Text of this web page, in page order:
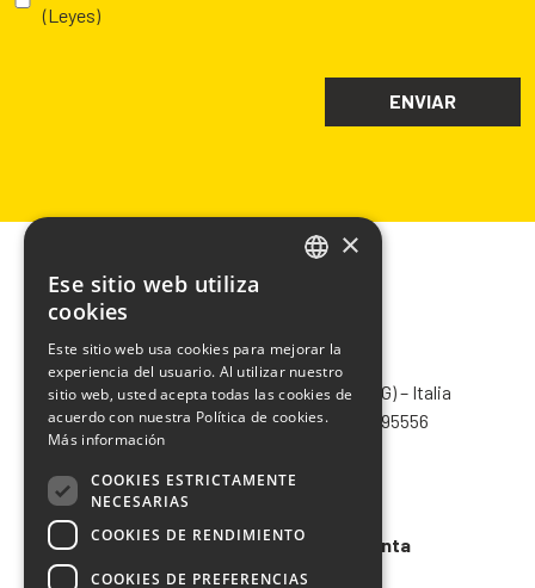
(Leyes)
CHIMIVER PANSERI S.p.A.
Via Bergamo, 1401 – 24030 Pontida (BG) – Italia
Tel. +39 035 795031– Fax +39 035 795556
Condiciones generales de venta
FRENCH
SPANISH
×
Ese sitio web utiliza
cookies
Este sitio web usa cookies para mejorar la
experiencia del usuario. Al utilizar nuestro
sitio web, usted acepta todas las cookies de
acuerdo con nuestra Política de cookies.
Más información
COOKIES ESTRICTAMENTE
NECESARIAS
COOKIES DE RENDIMIENTO
COOKIES DE PREFERENCIAS